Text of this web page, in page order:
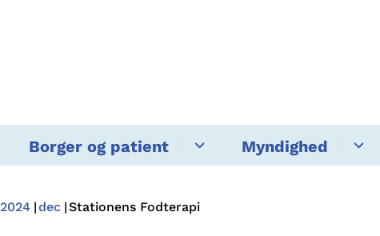
Borger og patient Myndighed
2024 dec Stationens Fodterapi